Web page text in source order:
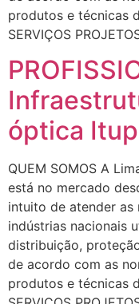
produtos e técnicas
SERVIÇOS
óptica
QUEM SOMOS A
está no mercado
intuito de atender as
indústrias nacionais
distribuição,
de acordo com as
produtos e técnicas